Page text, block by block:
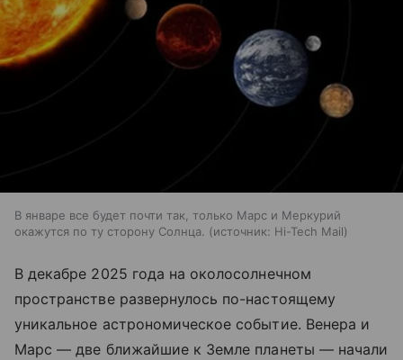
В январе все будет почти так, только Марс и Меркурий
окажутся по ту сторону Солнца.
источник: Hi-Tech Mail
В декабре 2025 года на околосолнечном
пространстве развернулось по-настоящему
уникальное астрономическое событие. Венера и
Марс — две ближайшие к Земле планеты — начали